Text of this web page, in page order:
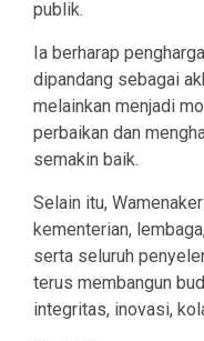
publik.
Ia berharap
dipandang sebagai
melainkan menjadi
perbaikan dan
semakin baik.
Selain itu,
kementerian,
serta seluruh
terus membangun
integritas, inovasi,